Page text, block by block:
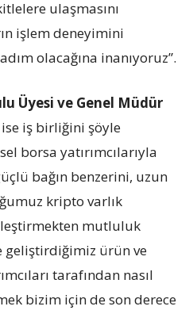
ulaşmasını
işlem deneyimini
olacağına inanıyoruz”.
Üyesi ve Genel Müdür
ise iş birliğini şöyle
borsa yatırımcılarıyla
bağın benzerini, uzun
kripto varlık
mutluluk
geliştirdiğimiz ürün ve
tarafından nasıl
bizim için de son derece